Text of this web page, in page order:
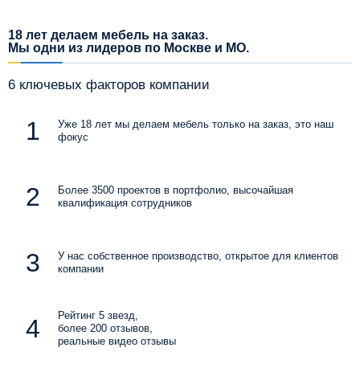
18 лет делаем мебель на заказ.
Мы одни из лидеров по Москве и МО.
6 ключевых факторов компании
Уже 18 лет мы делаем мебель только на заказ, это наш
фокус
Более 3500 проектов в портфолио, высочайшая
квалификация сотрудников
У нас собственное производство, открытое для клиентов
компании
Рейтинг 5 звезд,
более 200 отзывов,
реальные видео отзывы